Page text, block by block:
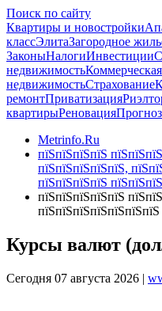
Поиск по сайту
Квартиры и новостройки
классЭлитаЗагородное
ЗаконыНалогиИнвестиции
недвижимостьКоммерческая
недвижимостьСтрахование
ремонтПриватизация
квартирыРеновация
Metrinfo.Ru
пїЅпїЅпїЅпїЅ
пїЅпїЅпїЅпїЅпїЅ,
пїЅпїЅпїЅпїЅ
пїЅпїЅпїЅпїЅпїЅ
пїЅпїЅпїЅпїЅпїЅпїЅпїЅ
Курсы валют
Сегодня 07 августа 2026 |